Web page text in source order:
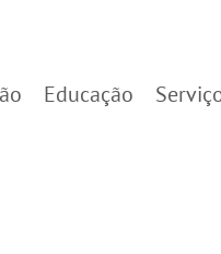
Educação